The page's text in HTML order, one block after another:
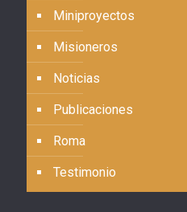
Miniproyectos
Misioneros
Noticias
Publicaciones
Roma
Testimonio